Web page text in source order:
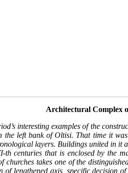
Architectural Complex
interesting examples of the
left bank of Oltisi. That time it
layers. Buildings united in it
centuries that is enclosed by the
churches takes one of the
lengthened axis, specific decision